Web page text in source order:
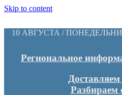
Skip to content
10 АВГУСТА /
Региональное
Разбираем